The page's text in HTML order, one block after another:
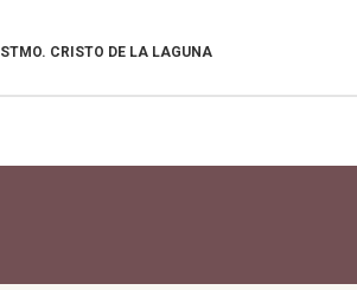
STMO. CRISTO DE LA LAGUNA